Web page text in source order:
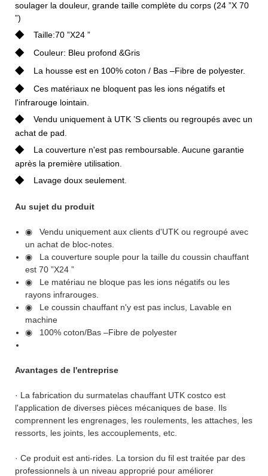
soulager la douleur, grande taille complète du corps (24 ”X 70
”)
◆ Taille:70 ”X24 ”
◆ Couleur: Bleu profond &Gris
◆ La housse est en 100% coton / Bas –Fibre de polyester.
◆
Ces matériaux ne bloquent pas les ions négatifs et
l'infrarouge lointain.
◆
Vendu uniquement à UTK ’S clients ou regroupés avec un
achat de pad.
◆
La couverture n'est pas remboursable. Aucune garantie
après la première utilisation.
◆ Lavage doux seulement.
Au sujet du produit
◉ Vendu uniquement aux clients d'UTK ou regroupé avec
un achat de bloc-notes.
◉ La couverture souple pour la taille du coussin chauffant
est 70 ”X24 ”
◉ Le matériau ne bloque pas les ions négatifs ou les
rayons infrarouges.
◉ Le coussin chauffant n'y est pas inclus, Lavable en
machine
◉ 100% coton/Bas –Fibre de polyester
Avantages de l'entreprise
· La fabrication du surmatelas chauffant UTK costco est
l'application de diverses pièces mécaniques de base. Ils
comprennent les engrenages, les roulements, les attaches, les
ressorts, les joints, les accouplements, etc.
· Ce produit est anti-rides. La torsion du fil est traitée par des
professionnels à un niveau approprié pour améliorer